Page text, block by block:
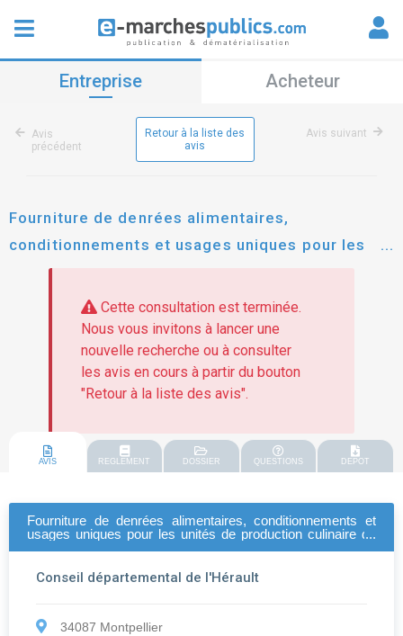
Entreprise Acheteur
Avis
précédent
Retour à la liste des
avis
Avis suivant
Fourniture de denrées alimentaires,
conditionnements et usages uniques pour les
unités de production culinaire du conseil
départemental de i'hérault répondant aux
objectifs de sa politique &amp;quot;haute
qualité alimentaire&amp;quot;
Cette consultation est terminée.
Nous vous invitons à lancer une
nouvelle recherche ou à consulter
les avis en cours à partir du bouton
"Retour à la liste des avis".
AVIS REGLEMENT DOSSIER QUESTIONS DEPOT
Fourniture de denrées alimentaires, conditionnements et
usages uniques pour les unités de production culinaire du
alimentaire&amp;quot;
Conseil départemental de l'Hérault
34087 Montpellier